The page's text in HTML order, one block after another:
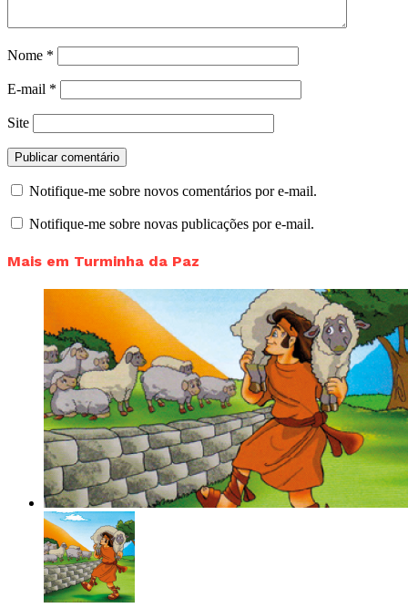
Nome *
E-mail *
Site
Notifique-me sobre novos comentários por e-mail.
Notifique-me sobre novas publicações por e-mail.
Mais em Turminha da Paz